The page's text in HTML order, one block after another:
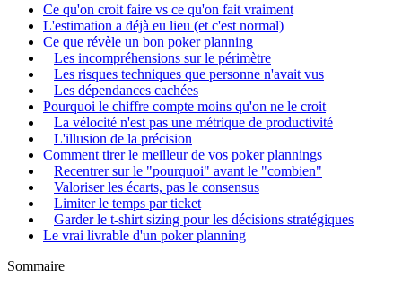
Ce qu'on croit faire vs ce qu'on fait vraiment
L'estimation a déjà eu lieu (et c'est normal)
Ce que révèle un bon poker planning
Les incompréhensions sur le périmètre
Les risques techniques que personne n'avait vus
Les dépendances cachées
Pourquoi le chiffre compte moins qu'on ne le croit
La vélocité n'est pas une métrique de productivité
L'illusion de la précision
Comment tirer le meilleur de vos poker plannings
Recentrer sur le "pourquoi" avant le "combien"
Valoriser les écarts, pas le consensus
Limiter le temps par ticket
Garder le t-shirt sizing pour les décisions stratégiques
Le vrai livrable d'un poker planning
Sommaire